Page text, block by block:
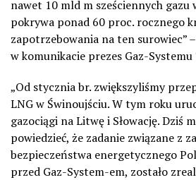
nawet 10 mld m sześciennych gazu
pokrywa ponad 60 proc. rocznego
zapotrzebowania na ten surowiec”
w komunikacie prezes Gaz-
„Od stycznia br. zwiększyliśmy
LNG w Świnoujściu. W tym roku
gazociągi na Litwę i Słowację. Dziś
powiedzieć, że zadanie związane z
bezpieczeństwa energetycznego
przed Gaz-System-em, zostało